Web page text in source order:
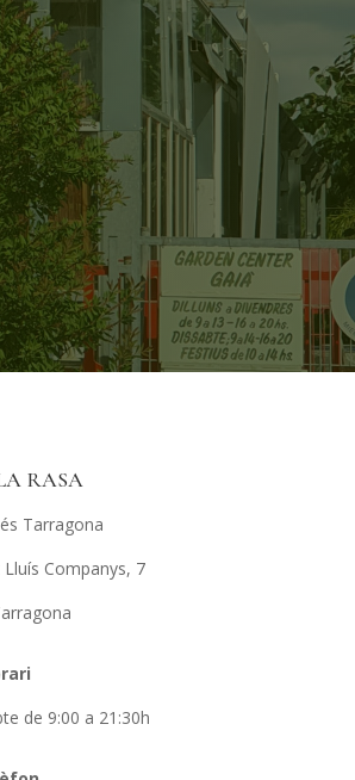
RASA
Tarragona
Companys, 7
de 9:00 a 21:30h